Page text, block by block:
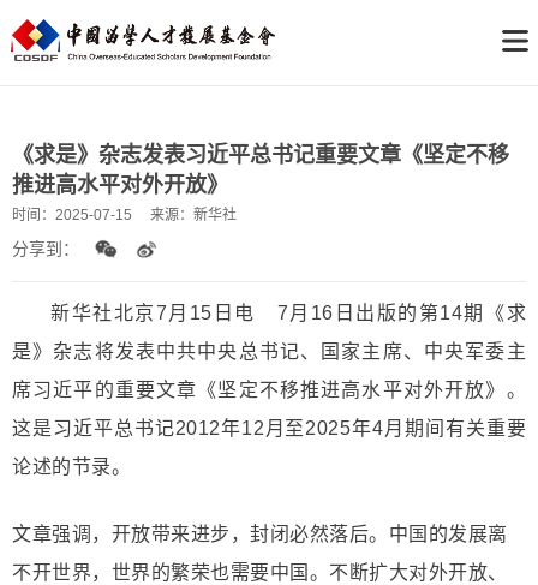
《求是》杂志发表习近平总书记重要文章《坚定不移
推进高水平对外开放》
时间： 2025-07-15 来源： 新华社
分享到：
新华社北京7月15日电
7月16日出版的第14期《求
是》杂志将发表中共中央总书记、国家主席、中央军委主
席习近平的重要文章《坚定不移推进高水平对外开放》。
这是习近平总书记2012年12月至2025年4月期间有关重要
论述的节录。
文章强调，开放带来进步，封闭必然落后。中国的发展离
不开世界，世界的繁荣也需要中国。不断扩大对外开放、